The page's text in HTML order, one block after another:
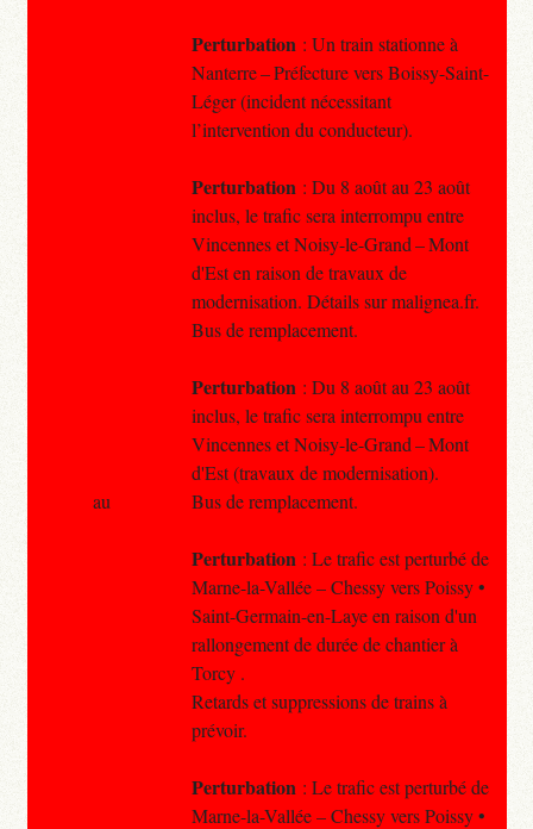
Perturbation : Un train stationne à
Nanterre – Préfecture vers Boissy-Saint-
Léger (incident nécessitant
l’intervention du conducteur).
Perturbation : Du 8 août au 23 août
inclus, le trafic sera interrompu entre
Vincennes et Noisy-le-Grand – Mont
d'Est en raison de travaux de
modernisation. Détails sur malignea.fr.
Bus de remplacement.
Perturbation : Du 8 août au 23 août
inclus, le trafic sera interrompu entre
Vincennes et Noisy-le-Grand – Mont
d'Est (travaux de modernisation).
Bus de remplacement.
Perturbation : Le trafic est perturbé de
Marne-la-Vallée – Chessy vers Poissy •
Saint-Germain-en-Laye en raison d'un
rallongement de durée de chantier à
Torcy .
Retards et suppressions de trains à
prévoir.
Perturbation : Le trafic est perturbé de
Marne-la-Vallée – Chessy vers Poissy •
au